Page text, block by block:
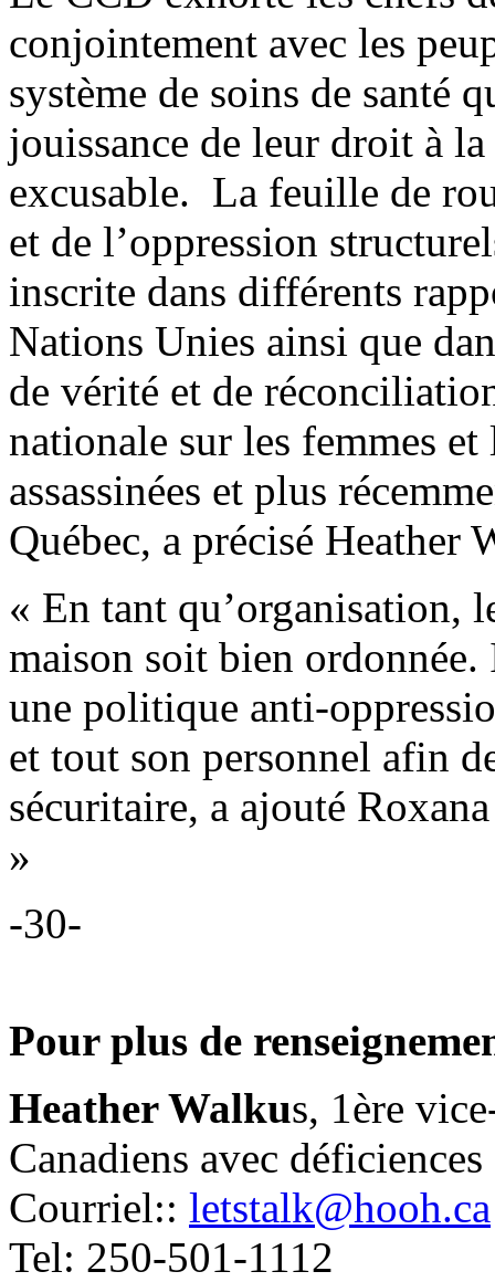
conjointement avec les
système de soins de santé
jouissance de leur droit à
excusable. La feuille de
et de l’oppression
inscrite dans différents
Nations Unies ainsi que
de vérité et de
nationale sur les femmes
assassinées et plus
Québec, a précisé Heather
« En tant qu’organisation,
maison soit bien
une politique anti-
et tout son personnel afin
sécuritaire, a ajouté
»
-30-
Pour plus de
Heather Walkus, 1ère
Canadiens avec déficiences
Courriel:: letstalk@hooh.ca
Tel: 250-501-1112